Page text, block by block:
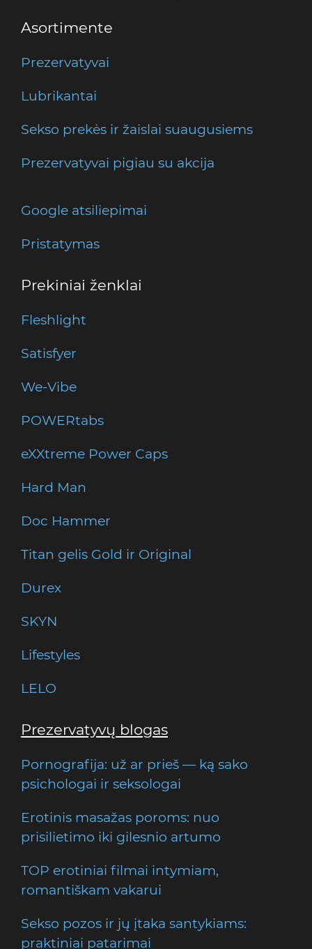
Asortimente
Prezervatyvai
Lubrikantai
Sekso prekės ir žaislai suaugusiems
Prezervatyvai pigiau su akcija
Google atsiliepimai
Pristatymas
Prekiniai ženklai
Fleshlight
Satisfyer
We-Vibe
POWERtabs
eXXtreme Power Caps
Hard Man
Doc Hammer
Titan gelis Gold ir Original
Durex
SKYN
Lifestyles
LELO
Prezervatyvų blogas
Pornografija: už ar prieš — ką sako
psichologai ir seksologai
Erotinis masažas poroms: nuo
prisilietimo iki gilesnio artumo
TOP erotiniai filmai intymiam,
romantiškam vakarui
Sekso pozos ir jų įtaka santykiams:
praktiniai patarimai